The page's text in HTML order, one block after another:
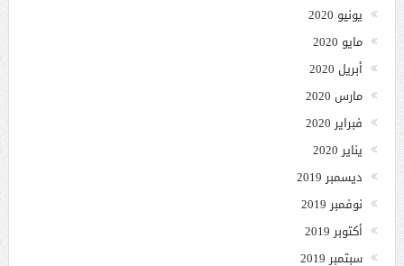
يونيو 2020
مايو 2020
أبريل 2020
مارس 2020
فبراير 2020
يناير 2020
ديسمبر 2019
نوفمبر 2019
أكتوبر 2019
سبتمبر 2019